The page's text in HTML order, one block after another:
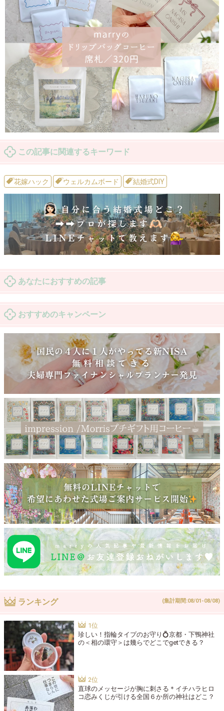
この記事に関連するキーワード
花嫁ハック ウェルカムボード 結婚式DIY
あなたにおすすめの記事
おすすめのキャンペーン
ランキング (集計期間:08/01-08/08)
珍しい！指輪タイプのお守り💍京都・下鴨神社
の＜相の環守＞は幾らでどこでgetできる？
直球のメッセージが胸に刺さる＊イチハラヒロ
コ恋みくじが引ける全国６か所の神社はどこ？